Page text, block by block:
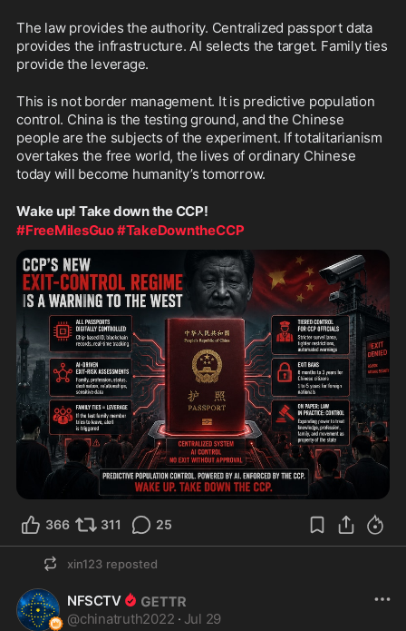
The law provides the authority. Centralized passport data
provides the infrastructure. AI selects the target. Family ties
provide the leverage.
This is not border management. It is predictive population
control. China is the testing ground, and the Chinese
people are the subjects of the experiment. If totalitarianism
overtakes the free world, the lives of ordinary Chinese
today will become humanity’s tomorrow.
Wake up! Take down the CCP!
#FreeMilesGuo#TakeDowntheCCP
366 311 25
xin123 reposted
NFSCTV
@chinatruth2022 · Jul 29